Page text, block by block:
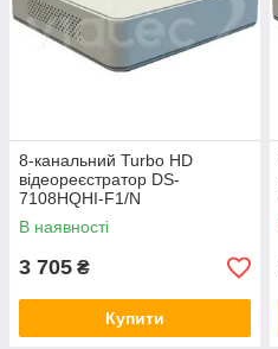
8-канальний Turbo HD
відеореєстратор DS-
7108HQHI-F1/N
В наявності
3 705 ₴
Купити